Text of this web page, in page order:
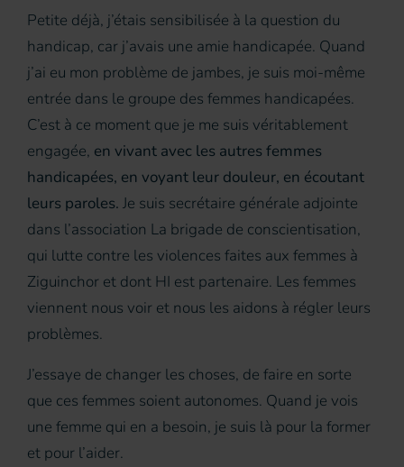
Petite déjà, j’étais sensibilisée à la question du
handicap, car j’avais une amie handicapée. Quand
j’ai eu mon problème de jambes, je suis moi-même
entrée dans le groupe des femmes handicapées.
C’est à ce moment que je me suis véritablement
engagée, en vivant avec les autres femmes
handicapées, en voyant leur douleur, en écoutant
leurs paroles. Je suis secrétaire générale adjointe
dans l’association La brigade de conscientisation,
qui lutte contre les violences faites aux femmes à
Ziguinchor et dont HI est partenaire. Les femmes
viennent nous voir et nous les aidons à régler leurs
problèmes.
J’essaye de changer les choses, de faire en sorte
que ces femmes soient autonomes. Quand je vois
une femme qui en a besoin, je suis là pour la former
et pour l’aider.